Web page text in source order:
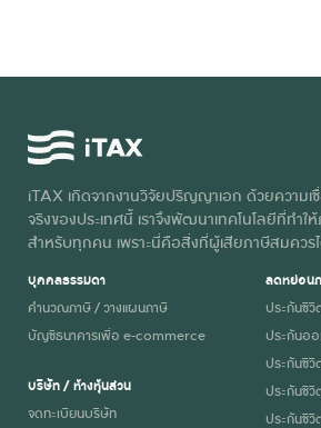
iTAX เกิดจากงานวิจัยปริญญาเอก ด้วยความเ
จริงของประเทศนี้ เราจึงพัฒนาเทคโนโลยีที่ทำใ
สำหรับทุกคน เพราะนี่คือสิ่งที่ผู้เสียภาษีสมควร
บุคคลธรรมดา
คำนวณภาษี / วางแผนภาษี
บัญชีธนาคารเพื่อ e-commerce
บริษัท / ห้างหุ้นส่วน
จดทะเบียนบริษัท
ลดหย่อน
ประกันชีวิ
ประกันอ
ประกันชีวิ
ประกันชี
ประกันชี